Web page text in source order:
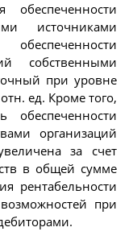
обеспеченности
источниками
собственными
при уровне
ед. Кроме того,
организаций
за счет
в общей сумме
рентабельности
при